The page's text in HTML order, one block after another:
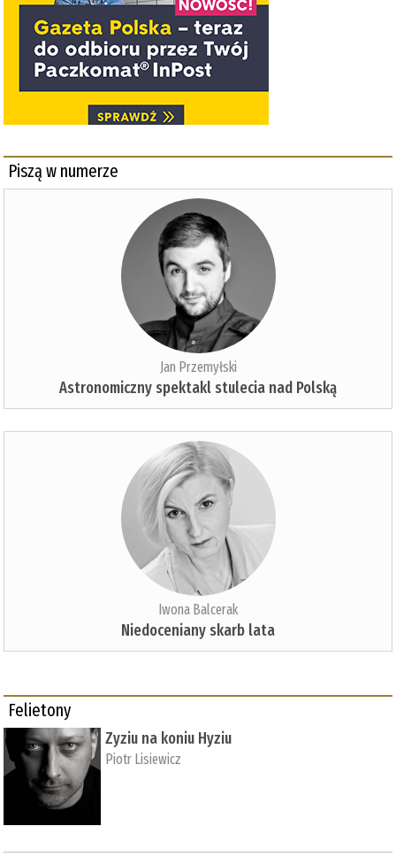
Piszą w numerze
Jan Przemyłski
Astronomiczny spektakl stulecia nad Polską
Iwona Balcerak
Niedoceniany skarb lata
Felietony
Zyziu na koniu Hyziu
Piotr Lisiewicz